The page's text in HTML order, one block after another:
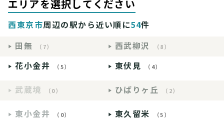
エリアを選択してください
西東京市周辺の駅から近い順に54件
田無
（7） 西武柳沢 （8）
花小金井 （5） 東伏見 （4）
武蔵境 （0） ひばりヶ丘 （2）
東小金井 （0） 東久留米 （5）